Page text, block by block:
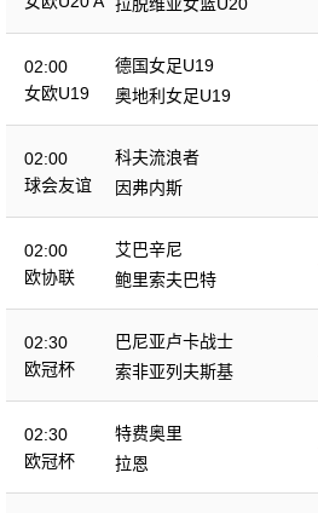
02:00
女欧U19
德国女足U19
奥地利女足U19
02:00
球会友谊
科夫流浪者
因弗内斯
02:00
欧协联
艾巴辛尼
鲍里索夫巴特
02:30
欧冠杯
巴尼亚卢卡战士
索非亚列夫斯基
02:30
欧冠杯
特费奥里
拉恩